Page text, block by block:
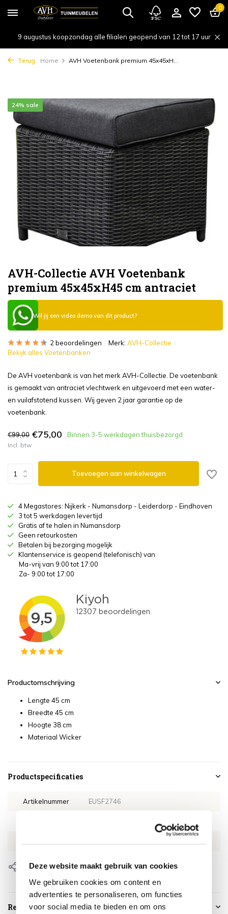
Deze website maakt gebruik van cookies
We gebruiken cookies om content en
advertenties te personaliseren, om functies
voor social media te bieden en om ons
0
9 augustus koopzondag alle filialen geopend van 12 tot 17 uur
Terug Home AVH Voetenbank premium 45x45xH...
AVH-Collectie AVH Voetenbank
premium 45x45xH45 cm antraciet
24% sale
Wil jij een video demo van dit product?
2 beoordelingen Merk: AVH-Collectie
Bekijk alles Voetenbanken
De AVH voetenbank is van het merk AVH-Collectie. De voetenbank
is gemaakt van antraciet vlechtwerk en uitgevoerd met een water-
en vuilafstotend kussen. Wij geven 2 jaar garantie op de
voetenbank.
€99,00 €75,00 Binnen 3-5 werkdagen thuisbezorgd
Incl. btw
Toevoegen aan winkelwagen
4 Megastores: Nijkerk - Numansdorp - Leiderdorp - Eindhoven
3 tot 5 werkdagen levertijd
Gratis af te halen in Numansdorp
Geen retourkosten
Betalen bij bezorging mogelijk
Klantenservice is geopend (telefonisch) van
Ma-vrij van 9:00 tot 17:00
Za- 9:00 tot 17:00
Productomschrijving
Lengte 45 cm
Breedte 45 cm
Hoogte 38 cm
Materiaal Wicker
Productspecificaties
Artikelnummer EUSF2746
Delen
Reviews